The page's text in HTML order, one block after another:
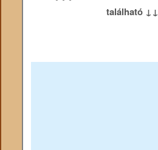
található